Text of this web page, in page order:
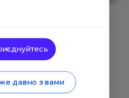
мрії (online-курс)
курс по створенню
6 найважливіших
дитячого закладу
давно з вами